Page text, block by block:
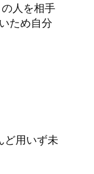
人を相手
ため自分
ど用いず未